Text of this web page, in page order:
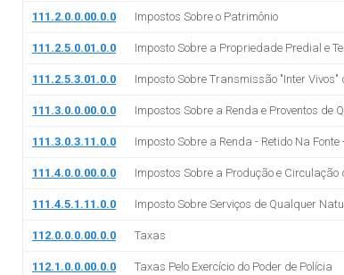
111.2.0.0.00.0.0 Impostos Sobre o Patrimônio
111.2.5.0.01.0.0 Imposto Sobre a Propriedade Predial e
111.2.5.3.01.0.0 Imposto Sobre Transmissão "Inter Vivos"
111.3.0.0.00.0.0 Impostos Sobre a Renda e Proventos de
111.3.0.3.11.0.0 Imposto Sobre a Renda - Retido Na
111.4.0.0.00.0.0 Impostos Sobre a Produção e Circulação
111.4.5.1.11.0.0 Imposto Sobre Serviços de Qualquer
112.0.0.0.00.0.0 Taxas
112.1.0.0.00.0.0 Taxas Pelo Exercício do Poder de Polícia